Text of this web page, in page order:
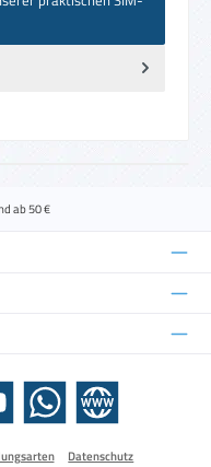
ab 50 €
WhatsApp Website
Datenschutz